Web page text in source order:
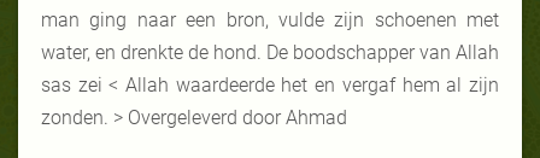
man ging naar een bron, vulde zijn schoenen met
water, en drenkte de hond. De boodschapper van Allah
sas zei < Allah waardeerde het en vergaf hem al zijn
zonden. > Overgeleverd door Ahmad